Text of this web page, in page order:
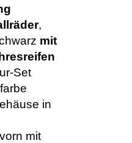
,
mit
Set
in
mit